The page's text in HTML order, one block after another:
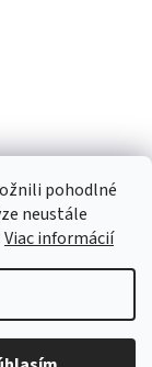
pohodlné
neustále
Viac informácií
. Všetky práva